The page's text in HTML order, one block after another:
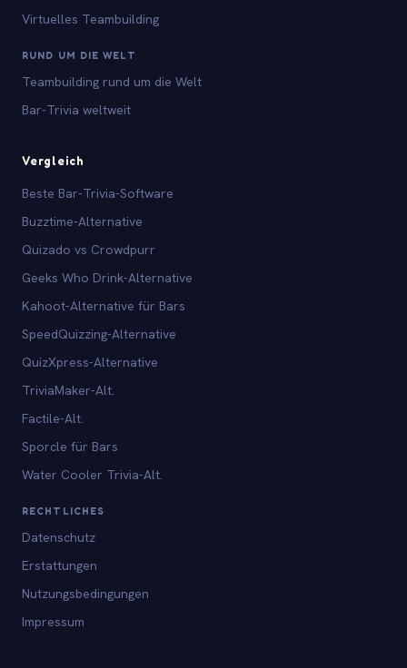
Virtuelles Teambuilding
RUND UM DIE WELT
Teambuilding rund um die Welt
Bar-Trivia weltweit
Vergleich
Beste Bar-Trivia-Software
Buzztime-Alternative
Quizado vs Crowdpurr
Geeks Who Drink-Alternative
Kahoot-Alternative für Bars
SpeedQuizzing-Alternative
QuizXpress-Alternative
TriviaMaker-Alt.
Factile-Alt.
Sporcle für Bars
Water Cooler Trivia-Alt.
RECHTLICHES
Datenschutz
Erstattungen
Nutzungsbedingungen
Impressum